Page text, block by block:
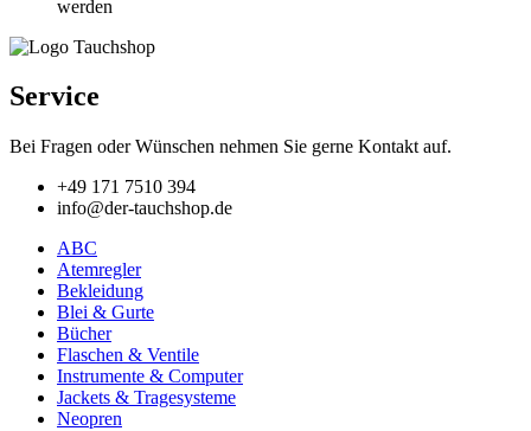
werden
Service
Bei Fragen oder Wünschen nehmen Sie gerne Kontakt auf.
+49 171 7510 394
info@der-tauchshop.de
ABC
Atemregler
Bekleidung
Blei & Gurte
Bücher
Flaschen & Ventile
Instrumente & Computer
Jackets & Tragesysteme
Neopren